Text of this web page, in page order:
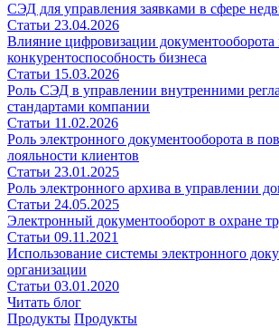
СЭД для управления заявками в сфере
Статьи 23.04.2026
Влияние цифровизации документооборота
конкурентоспособность бизнеса
Статьи 15.03.2026
Роль СЭД в управлении внутренними
стандартами компании
Статьи 11.02.2026
Роль электронного документооборота в
лояльности клиентов
Статьи 23.01.2025
Роль электронного архива в управлении
Статьи 24.05.2025
Электронный документооборот в охране
Статьи 09.11.2021
Использование системы электронного
организации
Статьи 03.01.2020
Читать блог
Продукты Продукты